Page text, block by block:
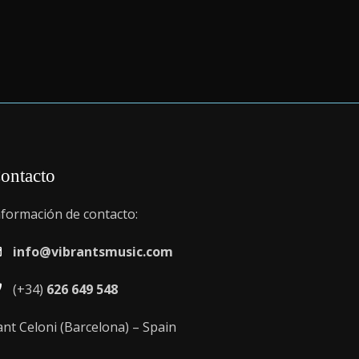
de contacto:
info@vibrantsmusic.com
(+34) 626 649 548
Celoni (Barcelona) – Spain